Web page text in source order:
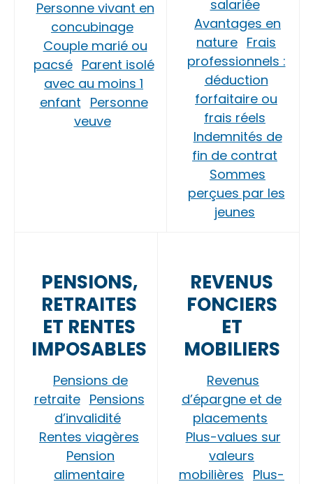
Personne vivant en
concubinage
Couple marié ou
pacsé Parent isolé
avec au moins 1
enfant Personne
veuve
salariée
Avantages en
nature Frais
professionnels :
déduction
forfaitaire ou
frais réels
Indemnités de
fin de contrat
Sommes
perçues par les
jeunes
PENSIONS,
RETRAITES
ET RENTES
IMPOSABLES
Pensions de
retraite Pensions
d’invalidité
Rentes viagères
Pension
alimentaire
REVENUS
FONCIERS
ET
MOBILIERS
Revenus
d’épargne et de
placements
Plus-values sur
valeurs
mobilières Plus-